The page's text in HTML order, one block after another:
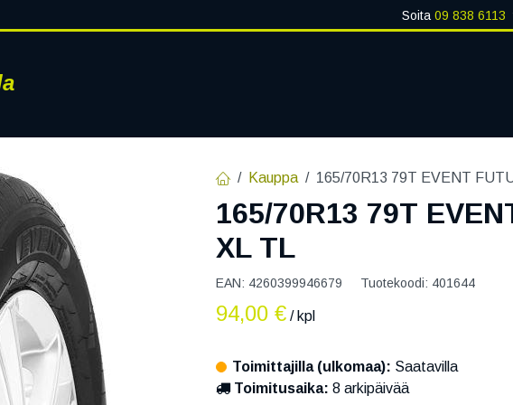
Soita 09 838 6113
RENKAAT
Kauppa 165/70R13 79T EVENT
165/70R13 79T
XL TL
EAN: 4260399946679 Tuotekoodi: 401644
94,00 € / kpl
Toimittajilla (ulkomaa): Saatavilla
Toimitusaika: 8 arkipäivää